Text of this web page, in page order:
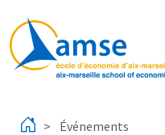
Événements